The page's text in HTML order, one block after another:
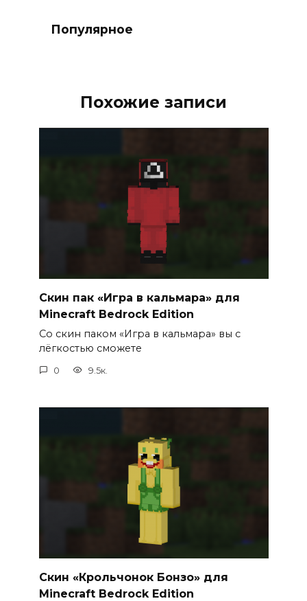
Популярное
Похожие записи
Скин пак «Игра в кальмара» для
Minecraft Bedrock Edition
Со скин паком «Игра в кальмара» вы с
лёгкостью сможете
0 9.5к.
Скин «Крольчонок Бонзо» для
Minecraft Bedrock Edition